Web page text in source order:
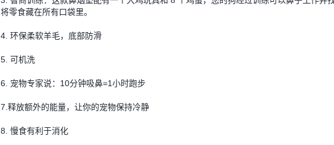
将零食藏在所有口袋里。
4. 环保柔软羊毛，底部防滑
5. 可机洗
6. 宠物专家说：10分钟吸鼻=1小时跑步
7.释放额外的能量，让你的宠物保持冷静
8. 慢食有利于消化